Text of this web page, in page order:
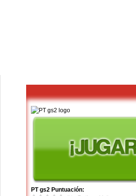
PT gs2 Puntuación: